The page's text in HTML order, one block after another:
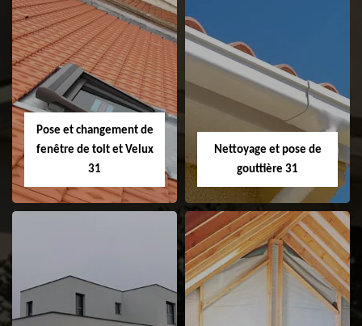
Couvreur 31
Etanchéité de
faitage et faitière
31
Pose et changement de
fenêtre de toit et Velux
31
Pose et
changement de
Nettoyage et pose de
gouttière 31
Nettoyage et pose